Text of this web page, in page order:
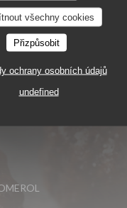
všechny cookies
Přizpůsobit
ochrany osobních údajů
undefined